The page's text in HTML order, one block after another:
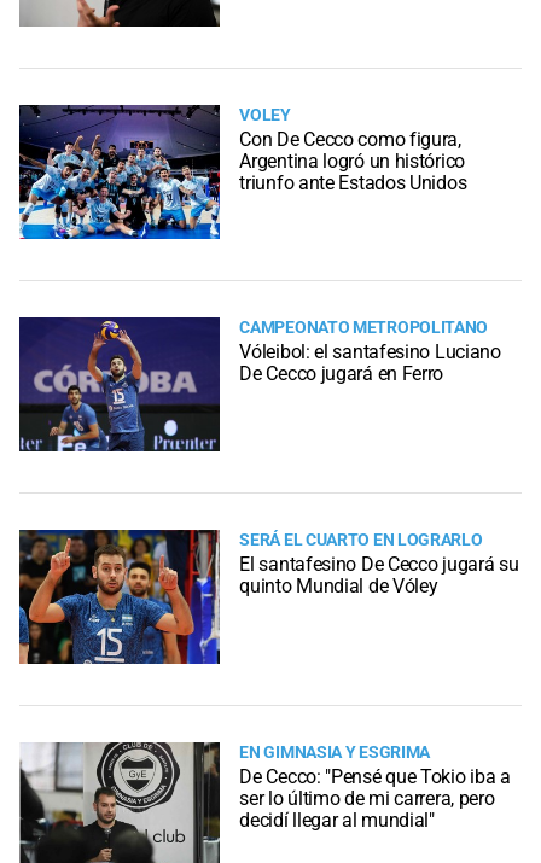
VOLEY
Con De Cecco como figura,
Argentina logró un histórico
triunfo ante Estados Unidos
CAMPEONATO METROPOLITANO
Vóleibol: el santafesino Luciano
De Cecco jugará en Ferro
SERÁ EL CUARTO EN LOGRARLO
El santafesino De Cecco jugará su
quinto Mundial de Vóley
EN GIMNASIA Y ESGRIMA
De Cecco: "Pensé que Tokio iba a
ser lo último de mi carrera, pero
decidí llegar al mundial"